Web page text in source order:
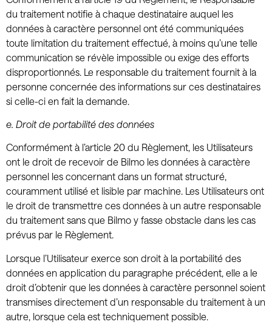
du traitement notifie à chaque destinataire auquel les
données à caractère personnel ont été communiquées
toute limitation du traitement effectué, à moins qu’une telle
communication se révèle impossible ou exige des efforts
disproportionnés. Le responsable du traitement fournit à la
personne concernée des informations sur ces destinataires
si celle-ci en fait la demande.
e. Droit de portabilité des données
Conformément à l’article 20 du Règlement, les Utilisateurs
ont le droit de recevoir de Bilmo les données à caractère
personnel les concernant dans un format structuré,
couramment utilisé et lisible par machine. Les Utilisateurs ont
le droit de transmettre ces données à un autre responsable
du traitement sans que Bilmo y fasse obstacle dans les cas
prévus par le Règlement.
Lorsque l’Utilisateur exerce son droit à la portabilité des
données en application du paragraphe précédent, elle a le
droit d’obtenir que les données à caractère personnel soient
transmises directement d’un responsable du traitement à un
autre, lorsque cela est techniquement possible.